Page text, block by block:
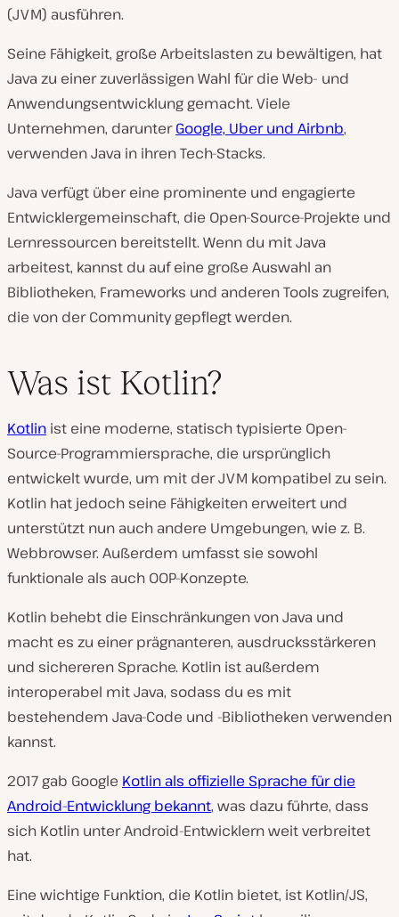
(JVM) ausführen.
Seine Fähigkeit, große Arbeitslasten zu bewältigen, hat
Java zu einer zuverlässigen Wahl für die Web- und
Anwendungsentwicklung gemacht. Viele
Unternehmen, darunterGoogle, Uber und Airbnb,
verwenden Java in ihren Tech-Stacks.
Java verfügt über eine prominente und engagierte
Entwicklergemeinschaft, die Open-Source-Projekte und
Lernressourcen bereitstellt. Wenn du mit Java
arbeitest, kannst du auf eine große Auswahl an
Bibliotheken, Frameworks und anderen Tools zugreifen,
die von der Community gepflegt werden.
Was ist Kotlin?
Kotlin ist eine moderne, statisch typisierte Open-
Source-Programmiersprache, die ursprünglich
entwickelt wurde, um mit der JVM kompatibel zu sein.
Kotlin hat jedoch seine Fähigkeiten erweitert und
unterstützt nun auch andere Umgebungen, wie z. B.
Webbrowser. Außerdem umfasst sie sowohl
funktionale als auch OOP-Konzepte.
Kotlin behebt die Einschränkungen von Java und
macht es zu einer prägnanteren, ausdrucksstärkeren
und sichereren Sprache. Kotlin ist außerdem
interoperabel mit Java, sodass du es mit
bestehendem Java-Code und -Bibliotheken verwenden
kannst.
2017 gab Google Kotlin als offizielle Sprache für die
Android-Entwicklung bekannt, was dazu führte, dass
sich Kotlin unter Android-Entwicklern weit verbreitet
hat.
Eine wichtige Funktion, die Kotlin bietet, ist Kotlin/JS,